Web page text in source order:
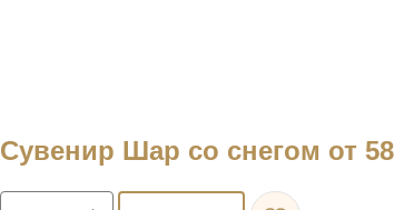
Сувенир Шар со снегом от